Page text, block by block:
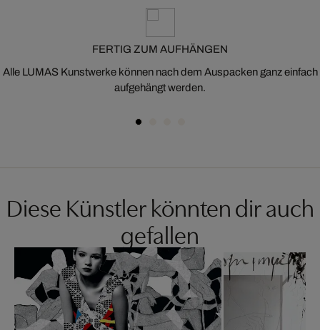
FERTIG ZUM AUFHÄNGEN
Alle LUMAS Kunstwerke können nach dem Auspacken ganz einfach
aufgehängt werden.
Diese Künstler könnten dir auch
gefallen